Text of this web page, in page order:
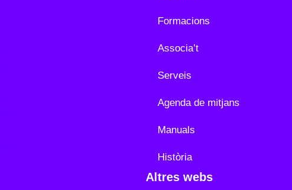
Formacions
Associa’t
Serveis
Agenda de mitjans
Manuals
Història
Altres webs